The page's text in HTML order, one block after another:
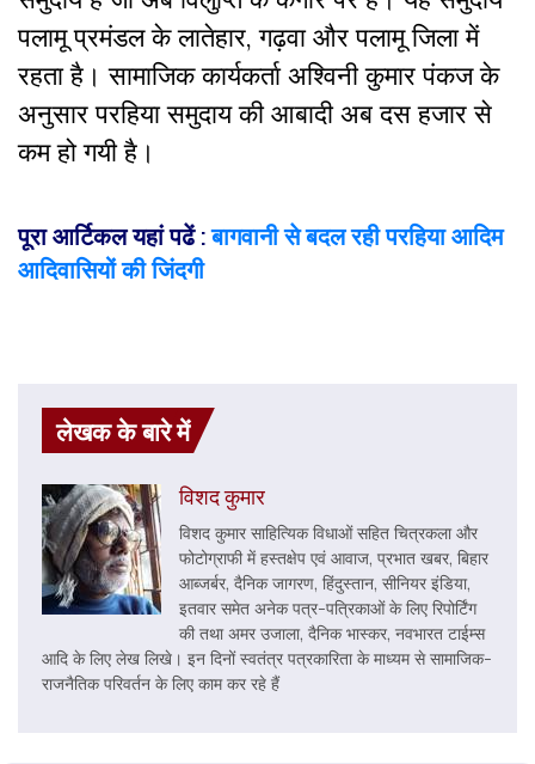
पलामू प्रमंडल के लातेहार, गढ़वा और पलामू जिला में
रहता है। सामाजिक कार्यकर्ता अश्विनी कुमार पंकज के
अनुसार परहिया समुदाय की आबादी अब दस हजार से
कम हो गयी है।
पूरा आर्टिकल यहां पढें:बागवानी से बदल रही परहिया आदिम
आदिवासियों की जिंदगी
लेखक के बारे में
विशद कुमार
विशद कुमार साहित्यिक विधाओं सहित चित्रकला और
फोटोग्राफी में हस्तक्षेप एवं आवाज, प्रभात खबर, बिहार
आब्जर्बर, दैनिक जागरण, हिंदुस्तान, सीनियर इंडिया,
इतवार समेत अनेक पत्र-पत्रिकाओं के लिए रिपोर्टिंग
की तथा अमर उजाला, दैनिक भास्कर, नवभारत टाईम्स
आदि के लिए लेख लिखे। इन दिनों स्वतंत्र पत्रकारिता के माध्यम से सामाजिक-
राजनैतिक परिवर्तन के लिए काम कर रहे हैं